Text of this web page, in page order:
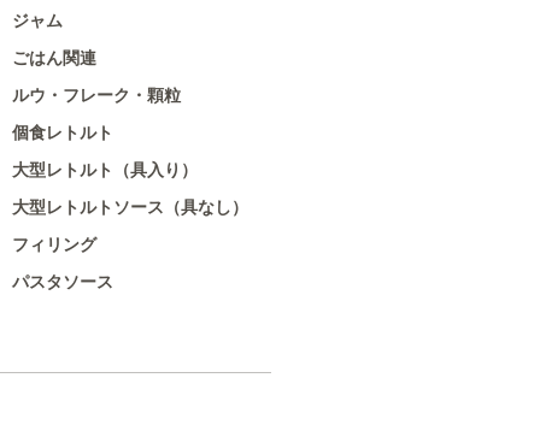
ジャム
ごはん関連
ルウ・フレーク・顆粒
個食レトルト
大型レトルト（具入り）
大型レトルトソース（具なし）
フィリング
パスタソース